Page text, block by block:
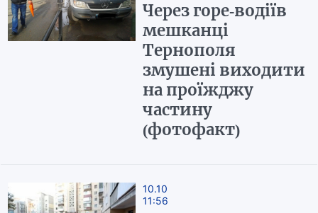
Через горе-водіїв
мешканці
Тернополя
змушені виходити
на проїжджу
частину
(фотофакт)
10.10
11:56